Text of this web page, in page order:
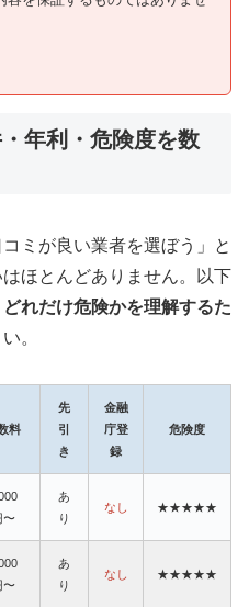
年利・危険度を数
ミが良い業者を選ぼう」と
ほとんどありません。以下
どれだけ危険かを理解するた
。
料
先
引
き
金融
庁登
録
危険度
〜
あ
り
なし ★★★★★
〜
あ
り
なし ★★★★★